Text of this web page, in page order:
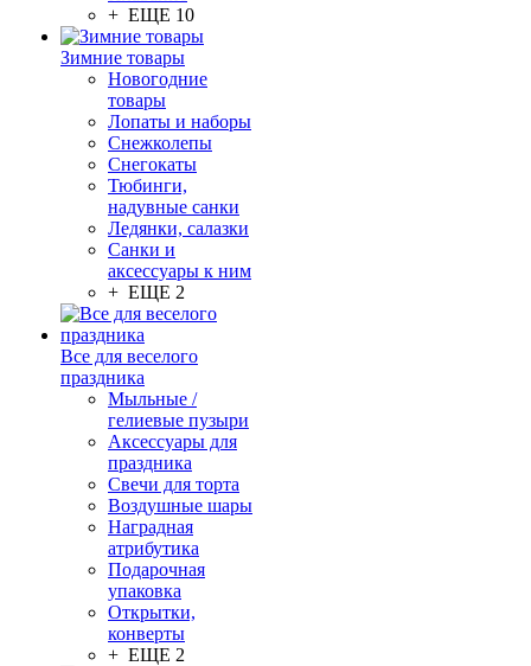
+ ЕЩЕ 10
Зимние товары
Новогодние
товары
Лопаты и наборы
Снежколепы
Снегокаты
Тюбинги,
надувные санки
Ледянки, салазки
Санки и
аксессуары к ним
+ ЕЩЕ 2
Все для веселого
праздника
Мыльные /
гелиевые пузыри
Аксессуары для
праздника
Свечи для торта
Воздушные шары
Наградная
атрибутика
Подарочная
упаковка
Открытки,
конверты
+ ЕЩЕ 2